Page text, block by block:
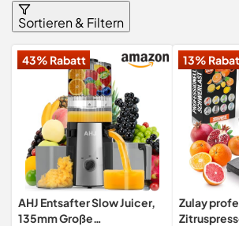
Sortieren & Filtern
43% Rabatt
AHJ Entsafter Slow Juicer,
135mm Große
13%
Zulay